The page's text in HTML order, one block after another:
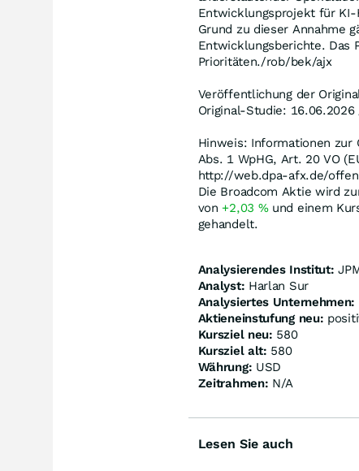
Entwicklungsprojekt für KI-
Grund zu dieser Annahme
Entwicklungsberichte. Das
Prioritäten./rob/bek/ajx
Veröffentlichung der
Original-Studie:
Hinweis: Informationen
Abs. 1 WpHG, Art. 20 VO
http://web.dpa-afx.de/
Die Broadcom Aktie wird
von +2,03 %und einem
gehandelt.
Analysierendes Institut:
Analyst: Harlan Sur
Analysiertes Unternehmen:
Aktieneinstufung neu:
Kursziel neu: 580
Kursziel alt: 580
Währung: USD
Zeitrahmen: N/A
Lesen Sie auch